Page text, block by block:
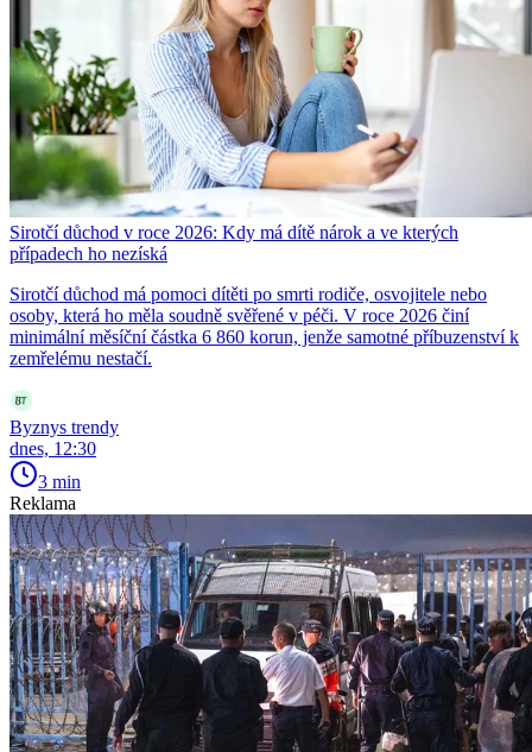
Sirotčí důchod v roce 2026: Kdy má dítě nárok a ve kterých
případech ho nezíská
Sirotčí důchod má pomoci dítěti po smrti rodiče, osvojitele nebo
osoby, která ho měla soudně svěřené v péči. V roce 2026 činí
minimální měsíční částka 6 860 korun, jenže samotné příbuzenství k
zemřelému nestačí.
Byznys trendy
dnes, 12:30
3 min
Reklama